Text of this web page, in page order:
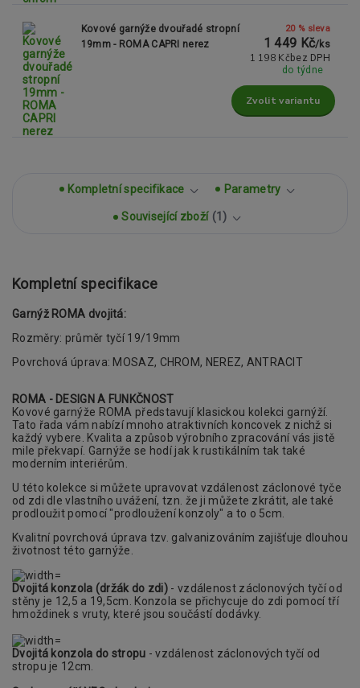
Kovové garnýže dvouřadé stropní
19mm - ROMA CAPRI nerez
20 % sleva
1 449 Kč/ks
1 198 Kč bez DPH
do týdne
Zvolit variantu
Kompletní specifikace Parametry
Související zboží 1
Kompletní specifikace
Garnýž ROMA dvojitá:
Rozměry: průměr tyčí 19/19mm
Povrchová úprava: MOSAZ, CHROM, NEREZ, ANTRACIT
ROMA - DESIGN A FUNKČNOST
Kovové garnýže ROMA představují klasickou kolekci garnýží.
Tato řada vám nabízí mnoho atraktivních koncovek z nichž si
každý vybere. Kvalita a způsob výrobního zpracování vás jistě
mile překvapí. Garnýže se hodí jak k rustikálním tak také
moderním interiérům.
U této kolekce si můžete upravovat vzdálenost záclonové tyče
od zdi dle vlastního uvážení, tzn. že ji můžete zkrátit, ale také
prodloužit pomocí "prodloužení konzoly" a to o 5cm.
Kvalitní povrchová úprava tzv. galvanizováním zajišťuje dlouhou
životnost této garnýže.
Dvojitá konzola (držák do zdi) - vzdálenost záclonových tyčí od
stěny je 12,5 a 19,5cm. Konzola se přichycuje do zdi pomocí tří
hmoždinek s vruty, které jsou součástí dodávky.
Dvojitá konzola do stropu - vzdálenost záclonových tyčí od
stropu je 12cm.